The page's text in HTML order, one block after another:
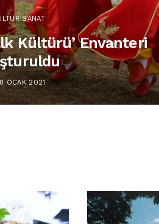
SANAT
Kültürü’ Envanteri
OCAK 2021